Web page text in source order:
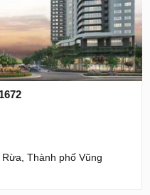
Thành phố Vũng